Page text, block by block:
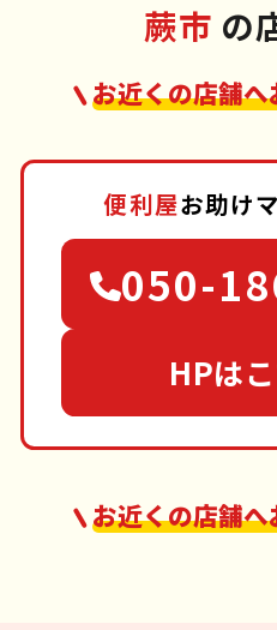
蕨市 の
お近くの店舗
便利屋お助け
050-
HPは
お近くの店舗